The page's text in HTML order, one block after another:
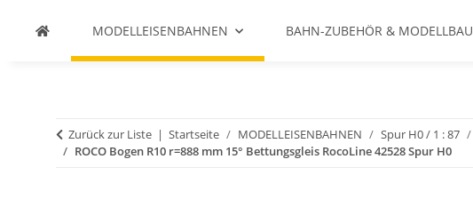
MODELLEISENBAHNEN BAHN-ZUBEHÖR & MODELLBAU
Zurück zur Liste Startseite MODELLEISENBAHNEN Spur H0 / 1 : 87
ROCO Bogen R10 r=888 mm 15° Bettungsgleis RocoLine 42528 Spur H0